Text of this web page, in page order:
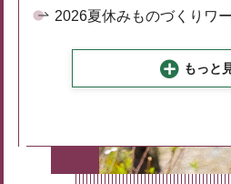
2026夏休みものづくりワ
もっと